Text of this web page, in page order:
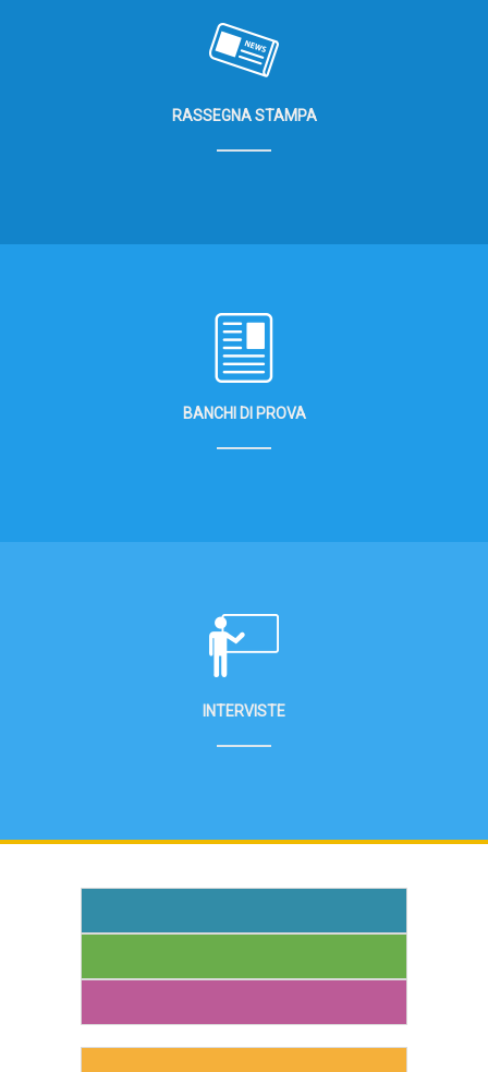
RASSEGNA STAMPA
BANCHI DI PROVA
INTERVISTE